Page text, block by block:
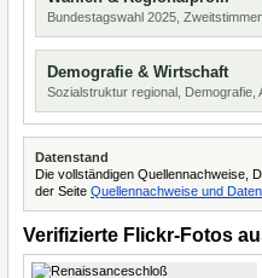
Bundestagswahl 2025,
Demografie & Wirtschaft
Sozialstruktur regional, Demografie,
Datenstand
Die vollständigen Quellennachweise,
der Seite Quellennachweise und
Verifizierte Flickr-Fotos